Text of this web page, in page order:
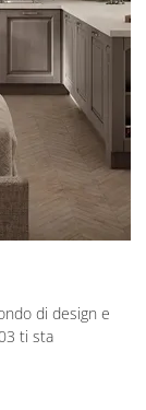
di design e
ti sta